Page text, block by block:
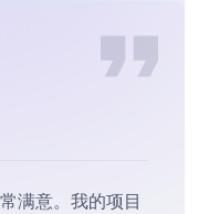
包快速接入，帮